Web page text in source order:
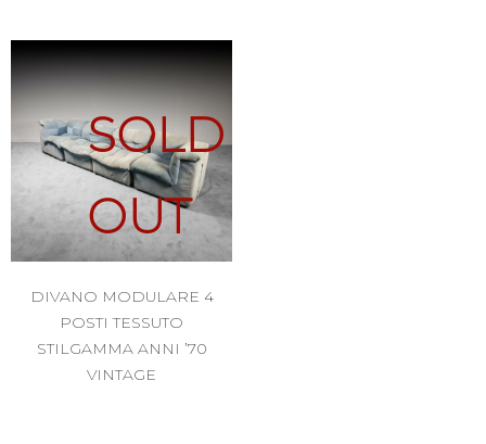
SOLD
OUT
DIVANO MODULARE 4
POSTI TESSUTO
STILGAMMA ANNI ’70
VINTAGE